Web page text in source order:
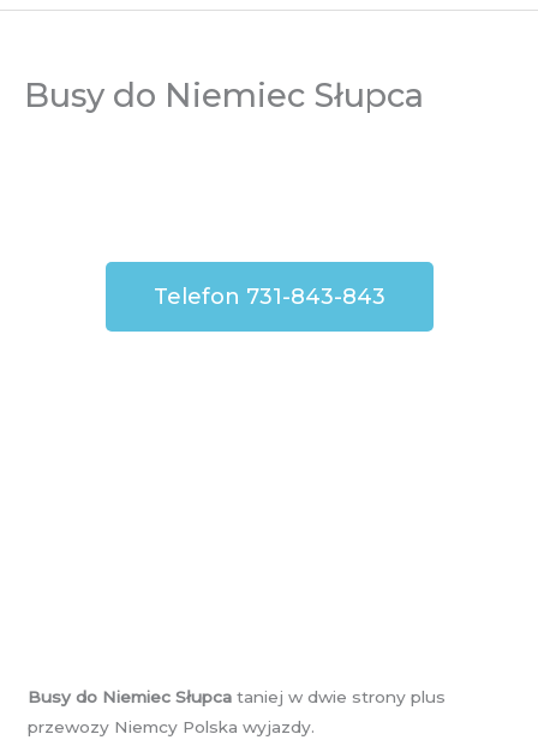
Busy do Niemiec Słupca
Telefon 731-843-843
Busy do Niemiec Słupca taniej w dwie strony plus
przewozy Niemcy Polska wyjazdy.